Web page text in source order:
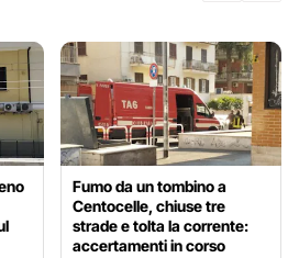
Fumo da un tombino a
Centocelle, chiuse tre
strade e tolta la corrente:
accertamenti in corso